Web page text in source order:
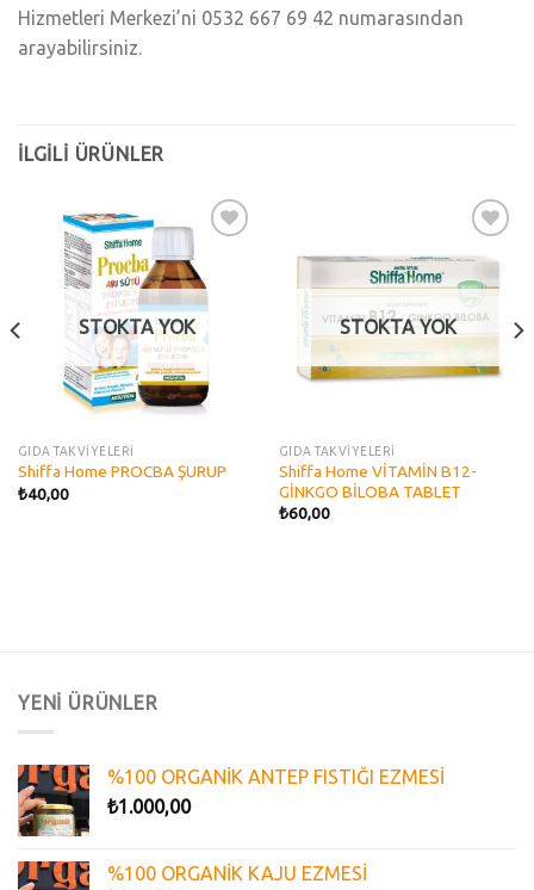
Hizmetleri Merkezi’ni 0532 667 69 42 numarasından
arayabilirsiniz.
İLGILI ÜRÜNLER
wishlist
STOKTA YOK
GIDA TAKVİYELERİ
Shiffa Home PROCBA ŞURUP
₺40,00
STOKTA YOK
GIDA TAKVİYELERİ
Shiffa Home VİTAMİN B12-
GİNKGO BİLOBA TABLET
₺60,00
YENİ ÜRÜNLER
%100 ORGANİK ANTEP FISTIĞI EZMESİ
₺1.000,00
%100 ORGANİK KAJU EZMESİ